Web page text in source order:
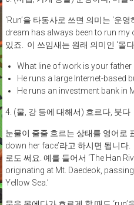
‘Run’을 타동사로 쓰면 의미는 ‘운
dream has always been to run my
있죠. 이 쓰임새는 원래 의미인 ‘몰
What line of work is your father
He runs a large Internet-based
He runs an investment bank in
4. (물, 강 등에 대해서) 흐르다, 붓다
눈물이 줄줄 흐르는 상태를 영어로
down her face’라고 하시면 됩니다
로도 써요. 예를 들어서 ‘The Han
originating at Mt. Daedeok,
Yellow Sea.’